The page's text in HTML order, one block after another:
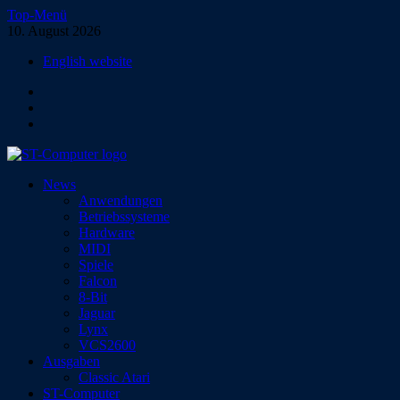
Zum
Inhalt
Top-Menü
10. August 2026
English website
ST-Computer
Das Magazin für Atari-Computer und -Konsolen
News
Anwendungen
Betriebssysteme
Hardware
MIDI
Spiele
Falcon
8-Bit
Jaguar
Lynx
VCS2600
Ausgaben
Classic Atari
ST-Computer